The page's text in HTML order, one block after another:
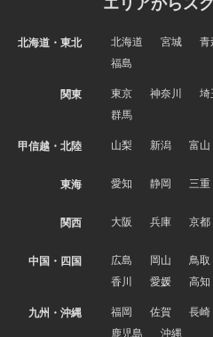
北海道・東北 北海道 宮城 青
福島
関東 東京 神奈川 埼
群馬
甲信越・北陸 山梨 新潟 富山
東海 愛知 静岡 三重
関西 大阪 兵庫 京都
中国・四国 広島 岡山 鳥取
香川
愛媛 高知
九州・沖縄 福岡 佐賀 長崎
鹿児島
沖縄